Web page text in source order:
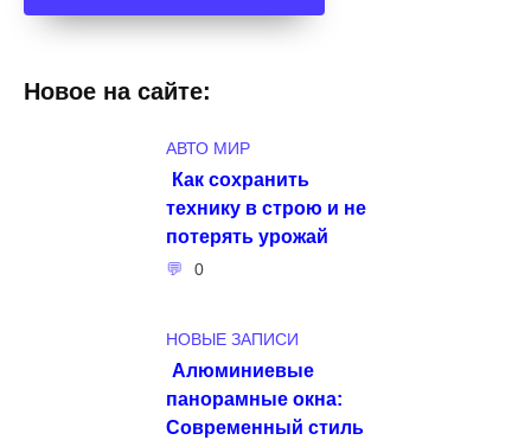
Новое на сайте:
АВТО МИР
Как сохранить
технику в строю и не
потерять урожай
0
НОВЫЕ ЗАПИСИ
Алюминиевые
панорамные окна:
Современный стиль